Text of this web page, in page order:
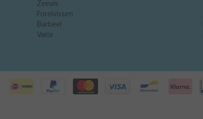
Zeevis
Forelvissen
Barbeel
Varia